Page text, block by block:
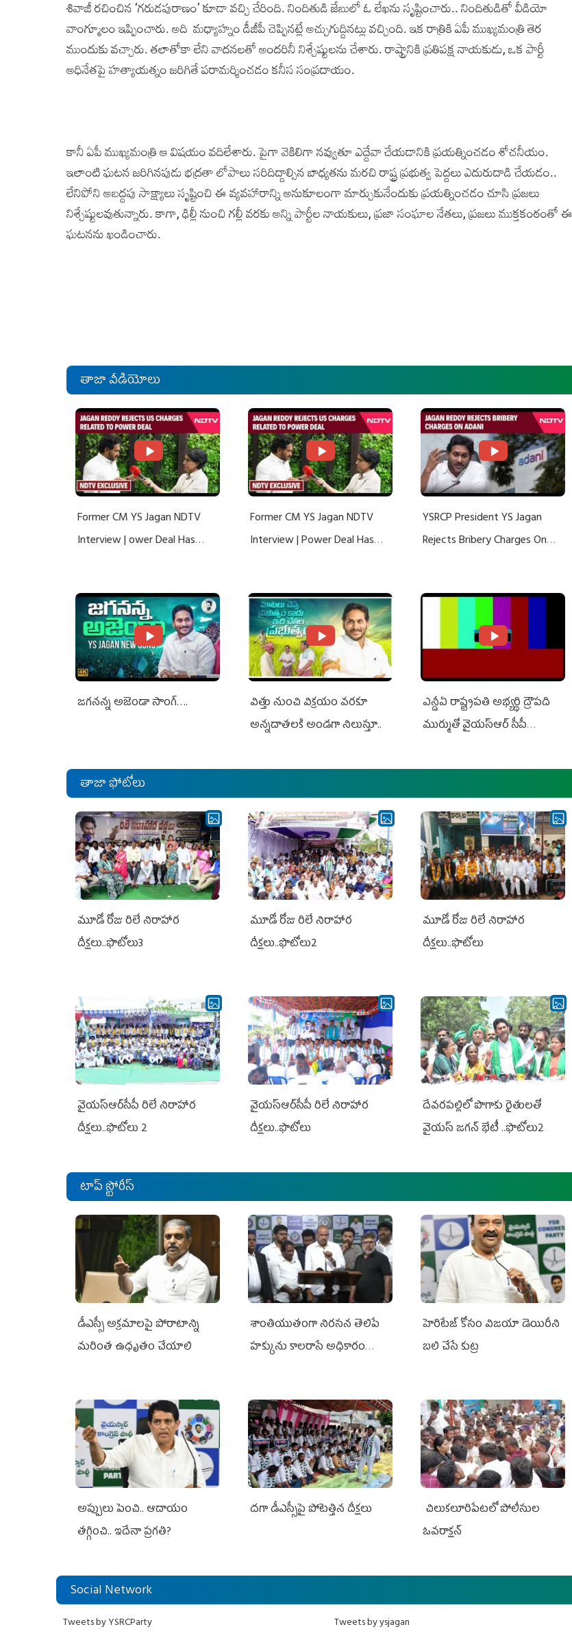
శివాజీ రచించిన ‘గరుడపురాణం’ కూడా వచ్చి చేరింది. నిందితుడి జేబులో ఓ లేఖను సృష్టించారు.. నిందితుడితో వీడియో
వాంగ్మూలం ఇప్పించారు. అది మధ్యాహ్నం డీజీపీ చెప్పినట్లే అచ్చుగుద్దినట్లు వచ్చింది. ఇక రాత్రికి ఏపీ ముఖ్యమంత్రి తెర
ముందుకు వచ్చారు. తలాతోకా లేని వాదనలతో అందరినీ నిశ్చేష్టులను చేశారు. రాష్ట్రానికి ప్రతిపక్ష నాయకుడు, ఒక పార్టీ
అధినేతపై హత్యాయత్నం జరిగితే పరామర్శించడం కనీస సంప్రదాయం.
కానీ ఏపీ ముఖ్యమంత్రి ఆ విషయం వదిలేశారు. పైగా వెకిలిగా నవ్వుతూ ఎద్దేవా చేయడానికి ప్రయత్నించడం శోచనీయం.
ఇలాంటి ఘటన జరిగినపుడు భద్రతా లోపాలు సరిదిద్దాల్సిన బాధ్యతను మరచి రాష్ట్ర ప్రభుత్వ పెద్దలు ఎదురుదాడి చేయడం..
లేనిపోని అబద్దపు సాక్ష్యాలు సృష్టించి ఈ వ్యవహారాన్ని అనుకూలంగా మార్చుకునేందుకు ప్రయత్నించడం చూసి ప్రజలు
నిశ్చేష్టులవుతున్నారు. కాగా, ఢిల్లీ నుంచి గల్లీ వరకు అన్ని పార్టీల నాయకులు, ప్రజా సంఘాల నేతలు, ప్రజలు ముక్తకంఠంతో ఈ
ఘటనను ఖండించారు.
తాజా వీడియోలు
Former CM YS Jagan NDTV
Interview | ower Deal Has
Former CM YS Jagan NDTV
Interview | Power Deal Has
YSRCP President YS Jagan
Rejects Bribery Charges On
జగనన్న అజెండా సాంగ్….
విత్తు నుంచి విక్రయం వరకూ
అన్నదాతలకి అండగా నిలుస్తూ..
ఎన్డీఏ రాష్ట్ర‌ప‌తి అభ్య‌ర్థి ద్రౌప‌ది
ముర్ముతో వైయ‌స్ఆర్ సీపీ
ఎమ్మెల్యేలు, ఎంపీల స‌మావేశం
తాజా ఫోటోలు
మూడో రోజు రిలే నిరాహార
దీక్షలు..ఫొటోలు3
మూడో రోజు రిలే నిరాహార
దీక్షలు..ఫొటోలు2
మూడో రోజు రిలే నిరాహార
దీక్షలు..ఫొటోలు
వైయ‌స్ఆర్‌సీపీ రిలే నిరాహార
దీక్షలు..ఫొటోలు 2
వైయ‌స్ఆర్‌సీపీ రిలే నిరాహార
దీక్షలు..ఫొటోలు
దేవరపల్లిలో పొగాకు రైతులతో
వైయస్ జగన్ భేటీ ..ఫొటోలు2
టాప్ స్టోరీస్
డీఎస్సీ అక్రమాలపై పోరాటాన్ని
మరింత ఉధృతం చేయాలి
శాంతియుతంగా నిరసన తెలిపే
హక్కును కాలరాసే అధికారం
హెరిటేజ్ కోసం విజయా డెయిరీని
బలి చేసే కుట్ర‌
అప్పులు పెంచి.. ఆదాయం
తగ్గించి.. ఇదేనా ప్రగతి?
దగా డీఎస్సీపై పోటెత్తిన దీక్షలు
చిలుక‌లూరిపేట‌లో పోలీసుల
ఓవ‌రాక్ష‌న్‌
Social Network
Tweets by YSRCParty Tweets by ysjagan